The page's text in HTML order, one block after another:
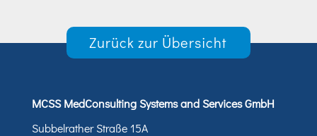
Zurück zur Übersicht
MCSS MedConsulting Systems and Services GmbH
Subbelrather Straße 15A